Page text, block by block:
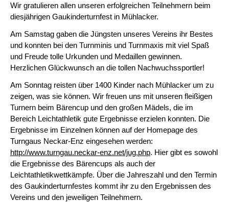
Wir gratulieren allen unseren erfolgreichen Teilnehmern beim
diesjährigen Gaukinderturnfest in Mühlacker.
Am Samstag gaben die Jüngsten unseres Vereins ihr Bestes
und konnten bei den Turnminis und Turnmaxis mit viel Spaß
und Freude tolle Urkunden und Medaillen gewinnen.
Herzlichen Glückwunsch an die tollen Nachwuchssportler!
Am Sonntag reisten über 1400 Kinder nach Mühlacker um zu
zeigen, was sie können. Wir freuen uns mit unseren fleißigen
Turnern beim Bärencup und den großen Mädels, die im
Bereich Leichtathletik gute Ergebnisse erzielen konnten. Die
Ergebnisse im Einzelnen können auf der Homepage des
Turngaus Neckar-Enz eingesehen werden:
http://www.turngau.neckar-enz.net/jug.php. Hier gibt es sowohl
die Ergebnisse des Bärencups als auch der
Leichtathletikwettkämpfe. Über die Jahreszahl und den Termin
des Gaukinderturnfestes kommt ihr zu den Ergebnissen des
Vereins und den jeweiligen Teilnehmern.